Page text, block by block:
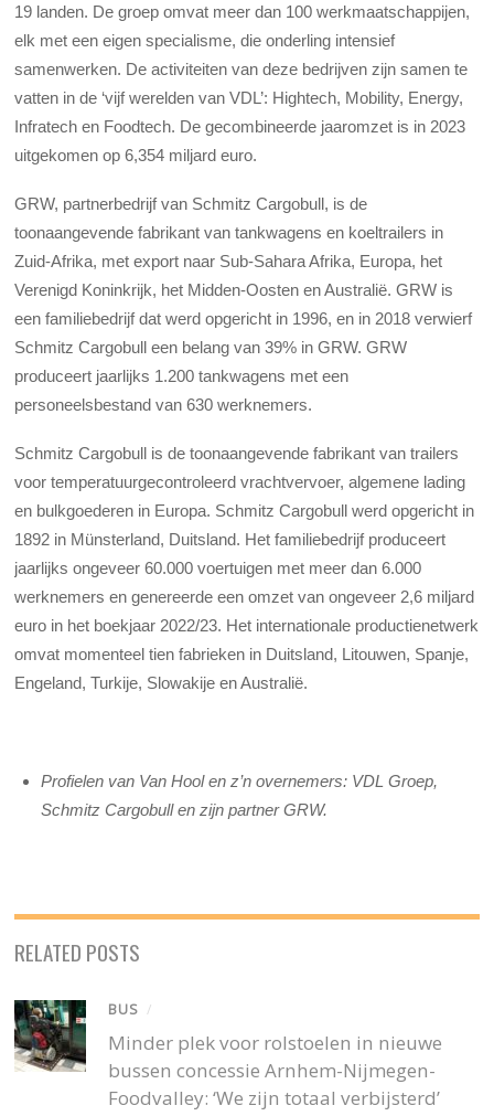
19 landen. De groep omvat meer dan 100 werkmaatschappijen,
elk met een eigen specialisme, die onderling intensief
samenwerken. De activiteiten van deze bedrijven zijn samen te
vatten in de ‘vijf werelden van VDL’: Hightech, Mobility, Energy,
Infratech en Foodtech. De gecombineerde jaaromzet is in 2023
uitgekomen op 6,354 miljard euro.
GRW, partnerbedrijf van Schmitz Cargobull, is de
toonaangevende fabrikant van tankwagens en koeltrailers in
Zuid-Afrika, met export naar Sub-Sahara Afrika, Europa, het
Verenigd Koninkrijk, het Midden-Oosten en Australië. GRW is
een familiebedrijf dat werd opgericht in 1996, en in 2018 verwierf
Schmitz Cargobull een belang van 39% in GRW. GRW
produceert jaarlijks 1.200 tankwagens met een
personeelsbestand van 630 werknemers.
Schmitz Cargobull is de toonaangevende fabrikant van trailers
voor temperatuurgecontroleerd vrachtvervoer, algemene lading
en bulkgoederen in Europa. Schmitz Cargobull werd opgericht in
1892 in Münsterland, Duitsland. Het familiebedrijf produceert
jaarlijks ongeveer 60.000 voertuigen met meer dan 6.000
werknemers en genereerde een omzet van ongeveer 2,6 miljard
euro in het boekjaar 2022/23. Het internationale productienetwerk
omvat momenteel tien fabrieken in Duitsland, Litouwen, Spanje,
Engeland, Turkije, Slowakije en Australië.
Profielen van Van Hool en z’n overnemers: VDL Groep,
Schmitz Cargobull en zijn partner GRW.
RELATED POSTS
BUS /
Minder plek voor rolstoelen in nieuwe
bussen concessie Arnhem-Nijmegen-
Foodvalley: ‘We zijn totaal verbijsterd’